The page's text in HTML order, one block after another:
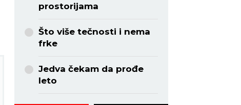
prostorijama
Što više tečnosti i nema
frke
Jedva čekam da prođe
leto